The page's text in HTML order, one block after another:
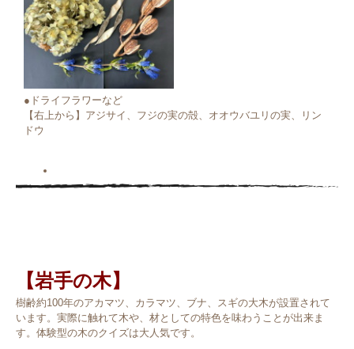
●ドライフラワーなど
【右上から】アジサイ、フジの実の殻、オオウバユリの実、リン
ドウ
【岩手の木】
樹齢約100年のアカマツ、カラマツ、ブナ、スギの大木が設置されて
います。実際に触れて木や、材としての特色を味わうことが出来ま
す。体験型の木のクイズは大人気です。